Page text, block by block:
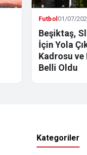
Futbol01/07/
Beşiktaş,
İçin Yola
Kadrosu ve
Belli Oldu
Kategoriler